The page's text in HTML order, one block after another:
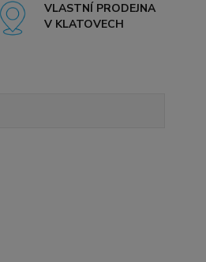
VLASTNÍ PRODEJNA
V KLATOVECH